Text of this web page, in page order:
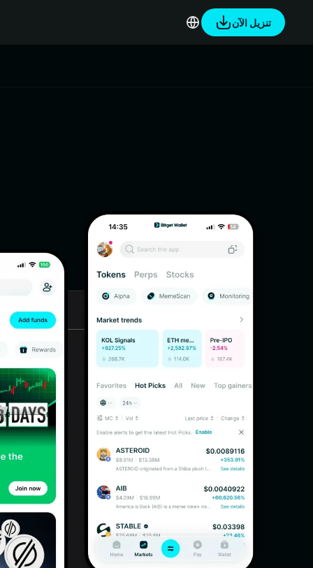
تنزيل الآن